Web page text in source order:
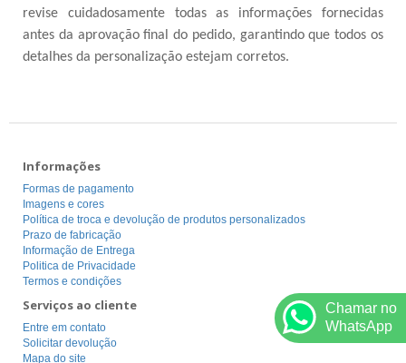
revise cuidadosamente todas as informações fornecidas
antes da aprovação final do pedido, garantindo que todos os
detalhes da personalização estejam corretos.
Informações
Formas de pagamento
Imagens e cores
Política de troca e devolução de produtos personalizados
Prazo de fabricação
Informação de Entrega
Politica de Privacidade
Termos e condições
Serviços ao cliente
Entre em contato
Solicitar devolução
Mapa do site
Chamar no
WhatsApp